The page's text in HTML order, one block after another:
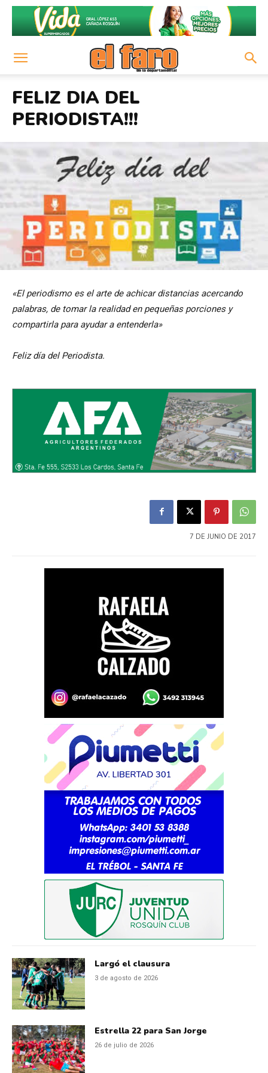
FELIZ DIA DEL
PERIODISTA!!!
«El periodismo es el arte de achicar distancias acercando
palabras, de tomar la realidad en pequeñas porciones y
compartirla para ayudar a entenderla»
Feliz día del Periodista.
7 DE JUNIO DE 2017
Largó el clausura
3 de agosto de 2026
Estrella 22 para San Jorge
26 de julio de 2026